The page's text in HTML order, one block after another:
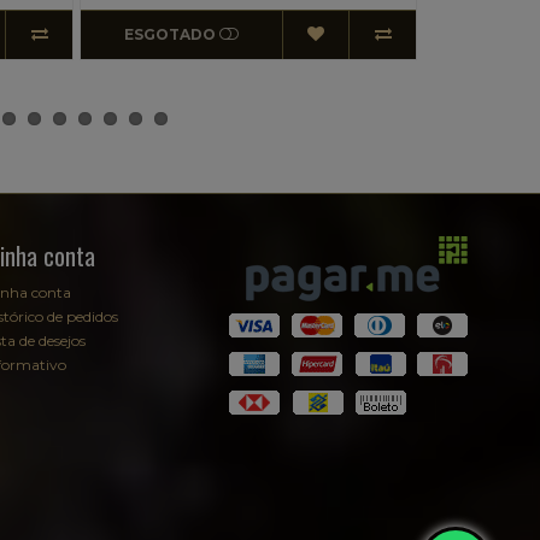
COMPRAR
conta
conta
de pedidos
de desejos